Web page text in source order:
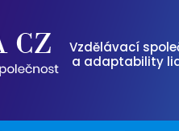
Vzdělávací
a adaptability